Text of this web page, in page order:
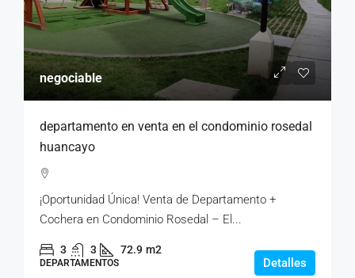
negociable
departamento en venta en el condominio rosedal
huancayo
¡Oportunidad Única! Venta de Departamento +
Cochera en Condominio Rosedal – El...
3 3 72.9 m2
DEPARTAMENTOS Detalles